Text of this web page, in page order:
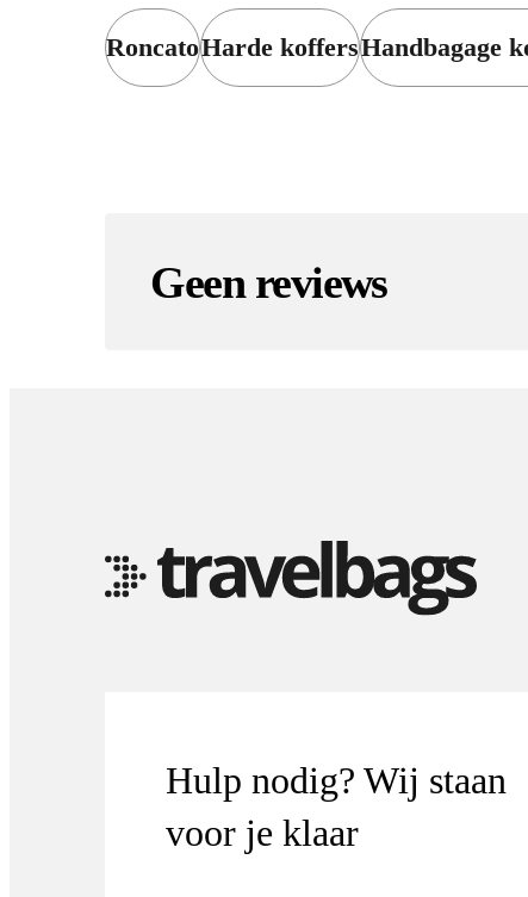
RoncatoHarde koffersHandbagage
Geen reviews
Hulp nodig? Wij staan
voor je klaar